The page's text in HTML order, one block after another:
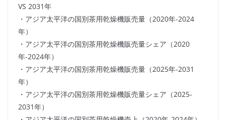
VS 2031年
・アジア太平洋の国別茶用乾燥機販売量（2020年-2024
年）
・アジア太平洋の国別茶用乾燥機販売量シェア（2020
年-2024年）
・アジア太平洋の国別茶用乾燥機販売量（2025年-2031
年）
・アジア太平洋の国別茶用乾燥機販売量シェア（2025-
2031年）